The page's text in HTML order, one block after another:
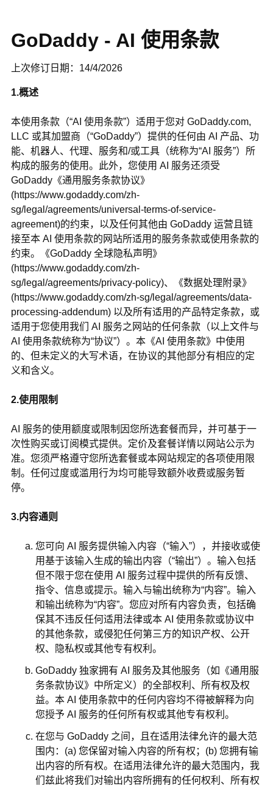
GoDaddy - AI 使用条款
上次修订日期：14/4/2026
1.概述
本使用条款（“AI 使用条款”）适用于您对 GoDaddy.com,
LLC 或其加盟商（“GoDaddy”）提供的任何由 AI 产品、功
能、机器人、代理、服务和/或工具（统称为“AI 服务”）所
构成的服务的使用。此外，您使用 AI 服务还须受
GoDaddy《通用服务条款协议》
(https://www.godaddy.com/zh-
sg/legal/agreements/universal-terms-of-service-
agreement)的约束，以及任何其他由 GoDaddy 运营且链
接至本 AI 使用条款的网站所适用的服务条款或使用条款的
约束。《GoDaddy 全球隐私声明》
(https://www.godaddy.com/zh-
sg/legal/agreements/privacy-policy)、《数据处理附录》
(https://www.godaddy.com/zh-sg/legal/agreements/data-
processing-addendum) 以及所有适用的产品特定条款，或
适用于您使用我们 AI 服务之网站的任何条款（以上文件与
AI 使用条款统称为“协议”）。本《AI 使用条款》中使用
的、但未定义的大写术语，在协议的其他部分有相应的定
义和含义。
2.使用限制
AI 服务的使用额度或限制因您所选套餐而异，并可基于一
次性购买或订阅模式提供。定价及套餐详情以网站公示为
准。您须严格遵守您所选套餐或本网站规定的各项使用限
制。任何过度或滥用行为均可能导致额外收费或服务暂
停。
3.内容通则
您可向 AI 服务提供输入内容（“输入”），并接收或使
用基于该输入生成的输出内容（“输出”）。输入包括
但不限于您在使用 AI 服务过程中提供的所有反馈、
指令、信息或提示。输入与输出统称为“内容”。输入
和输出统称为“内容”。您应对所有内容负责，包括确
保其不违反任何适用法律或本 AI 使用条款或协议中
的其他条款，或侵犯任何第三方的知识产权、公开
权、隐私权或其他专有权利。
GoDaddy 独家拥有 AI 服务及其他服务（如《通用服
务条款协议》中所定义）的全部权利、所有权及权
益。本 AI 使用条款中的任何内容均不得被解释为向
您授予 AI 服务的任何所有权或其他专有权利。
在您与 GoDaddy 之间，且在适用法律允许的最大范
围内：(a) 您保留对输入内容的所有权；(b) 您拥有输
出内容的所有权。在适用法律允许的最大范围内，我
们兹此将我们对输出内容所拥有的任何权利、所有权